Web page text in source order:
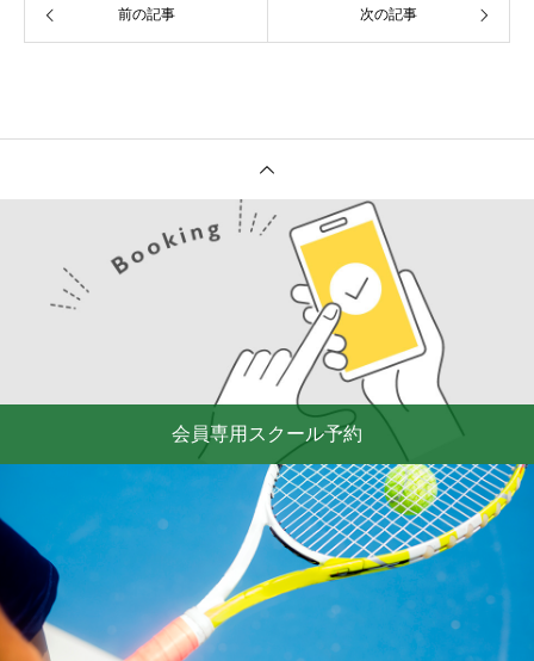
前の記事 次の記事
会員専用スクール予約